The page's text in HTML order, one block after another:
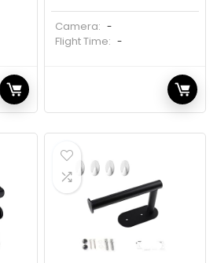
Camera: -
Flight Time: -